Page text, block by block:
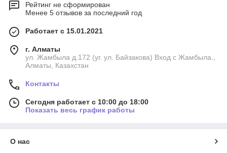
Рейтинг не сформирован
Менее 5 отзывов за последний год
Работает с 15.01.2021
г. Алматы
ул. Жамбыла д.172 (уг. ул. Байзакова) Вход с Жамбыла.,
Алматы, Казахстан
Контакты
Сегодня работает с 10:00 до 18:00
Показать весь график работы
О нас